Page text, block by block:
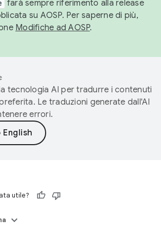
farà sempre riferimento alla release
su AOSP. Per saperne di più,
Modifiche ad AOSP.
tecnologia AI per tradurre i contenuti
Le traduzioni generate dall'AI
errori.
utile?